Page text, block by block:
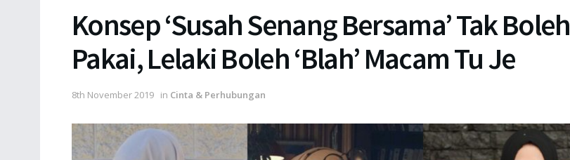
Konsep ‘Susah Senang Bersama’ Tak Boleh
Pakai, Lelaki Boleh ‘Blah’ Macam Tu Je
8th November 2019 in Cinta & Perhubungan